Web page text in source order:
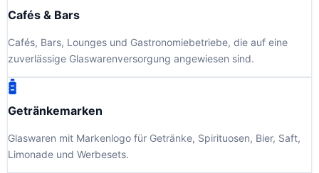
Cafés & Bars
Cafés, Bars, Lounges und Gastronomiebetriebe, die auf eine
zuverlässige Glaswarenversorgung angewiesen sind.
Getränkemarken
Glaswaren mit Markenlogo für Getränke, Spirituosen, Bier, Saft,
Limonade und Werbesets.